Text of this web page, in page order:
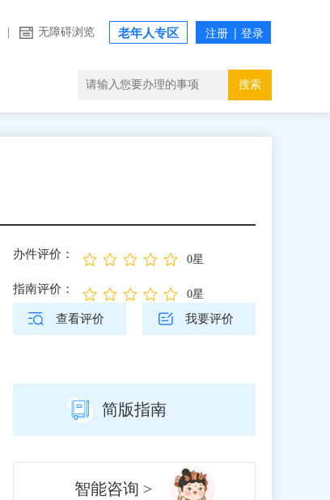
无障碍浏览 老年人专区
搜索
办件评价： 0星
指南评价： 0星
查看评价 我要评价
简版指南
智能咨询 >